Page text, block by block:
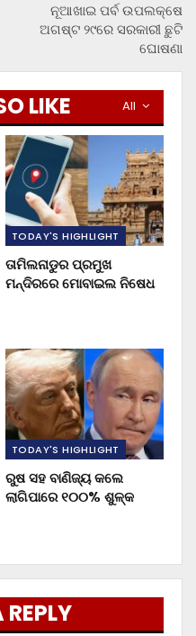
ନୂଆଖାଇ ପର୍ବ ଉପଲକ୍ଷେ
ଅଗଷ୍ଟ ୨୯ରେ ସରକାରୀ ଛୁଟି
ଘୋଷଣା
All
LIKE
TODAY'S HIGHLIGHT
ତାମିଲନାଡୁର ପ୍ରମୁଖ
ମନ୍ଦିରରେ ମୋବାଇଲ ନିଷେଧ
TODAY'S HIGHLIGHT
ରୁଷ ସହ ବାଣିଜ୍ୟ କଲେ
ଲାଗିପାରେ ୧୦୦% ଶୁଳ୍କ
REPLY